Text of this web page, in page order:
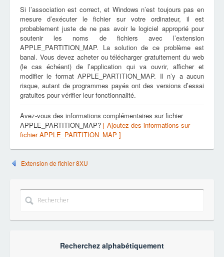
Si l’association est correct, et Windows n’est toujours pas en
mesure d’exécuter le fichier sur votre ordinateur, il est
probablement juste de ne pas avoir le logiciel approprié pour
soutenir les noms de fichiers avec l’extension
APPLE_PARTITION_MAP. La solution de ce problème est
banal. Vous devez acheter ou télécharger gratuitement du web
(le cas échéant) de l’application qui va ouvrir, afficher et
modifier le format APPLE_PARTITION_MAP. Il n’y a aucun
risque, autant de programmes payés ont des versions d’essai
gratuites pour vérifier leur fonctionnalité.
Avez-vous des informations complémentaires sur fichier
APPLE_PARTITION_MAP? [ Ajoutez des informations sur
fichier APPLE_PARTITION_MAP ]
Extension de fichier 8XU
Recherchez alphabétiquement